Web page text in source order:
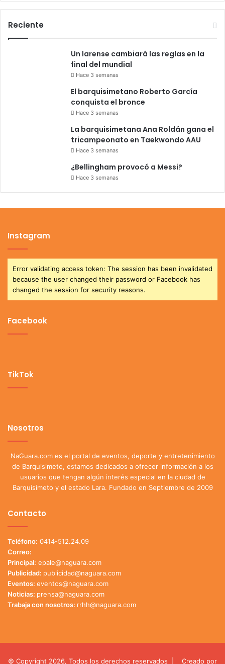
Reciente
Un larense cambiará las reglas en la
final del mundial
Hace 3 semanas
El barquisimetano Roberto García
conquista el bronce
Hace 3 semanas
La barquisimetana Ana Roldán gana el
tricampeonato en Taekwondo AAU
Hace 3 semanas
¿Bellingham provocó a Messi?
Hace 3 semanas
Instagram
Error validating access token: The session has been invalidated
because the user changed their password or Facebook has
changed the session for security reasons.
Facebook
TikTok
Nosotros
NaGuara.com es el portal de eventos, deporte y entretenimiento
de Barquisimeto, estamos dedicados a ofrecer información a los
usuarios que tengan algún interés especial en la ciudad de
Barquisimeto y el estado Lara. Fundado en Septiembre de 2009
Contacto
Teléfono: 0414-512.24.09
Correo:
Principal: epale@naguara.com
Publicidad: publicidad@naguara.com
Eventos: eventos@naguara.com
Noticias: prensa@naguara.com
Trabaja con nosotros: rrhh@naguara.com
© Copyright 2026, Todos los derechos reservados | Creado por